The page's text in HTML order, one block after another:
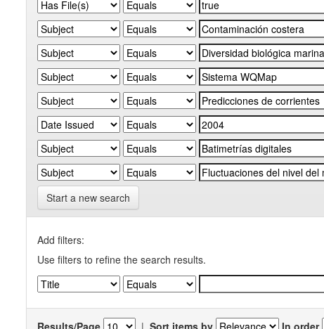
Start a new search
Add filters:
Use filters to refine the search results.
Results/Page | Sort items by In order